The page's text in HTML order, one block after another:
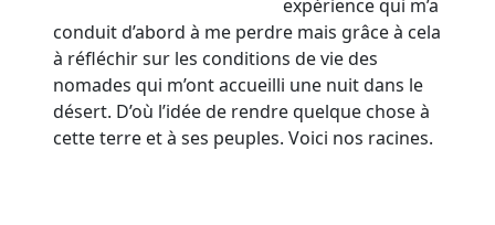
expérience qui m’a
conduit d’abord à me perdre mais grâce à cela
à réfléchir sur les conditions de vie des
nomades qui m’ont accueilli une nuit dans le
désert. D’où l’idée de rendre quelque chose à
cette terre et à ses peuples. Voici nos racines.